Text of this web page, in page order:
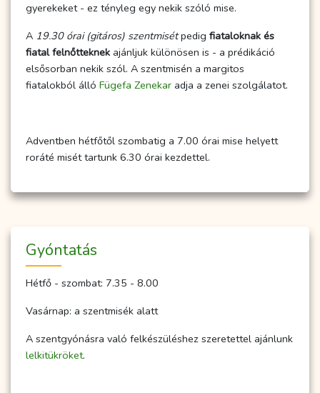
gyerekeket - ez tényleg egy nekik szóló mise.
A 19.30 órai (gitáros) szentmisétpedig fiataloknak és
fiatal felnőtteknek ajánljuk különösen is - a prédikáció
elsősorban nekik szól. A szentmisén a margitos
fiatalokból álló Fügefa Zenekar adja a zenei szolgálatot.
Adventben hétfőtől szombatig a 7.00 órai mise helyett
roráté misét tartunk 6.30 órai kezdettel.
Gyóntatás
Hétfő - szombat: 7.35 - 8.00
Vasárnap: a szentmisék alatt
A szentgyónásra való felkészüléshez szeretettel ajánlunk
lelkitükröket.